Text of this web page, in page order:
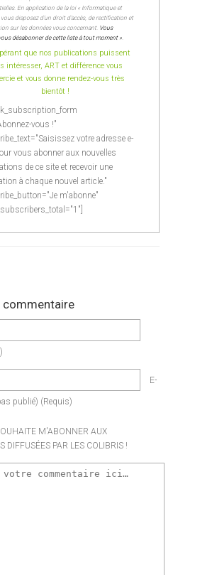
En application de la loi « Informatique et
vous disposez d’un droit d’accès, de rectification et
sur les données vous concernant. Vous
désabonner de cette liste à tout moment »
que nos publications puissent
intéresser, ART et différence vous
et vous donne rendez-vous très
bientôt !
vous !"
votre adresse e-
vous abonner aux nouvelles
de ce site et recevoir une
à chaque nouvel article."
m'abonne"
commentaire
E-
publié) (requis)
M'ABONNER AUX
DIFFUSÉES PAR LES COLIBRIS !